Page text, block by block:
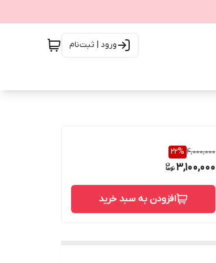
ورود | ثبت‌نام
4,000,000
22%
3,100,000
افزودن به سبد خرید